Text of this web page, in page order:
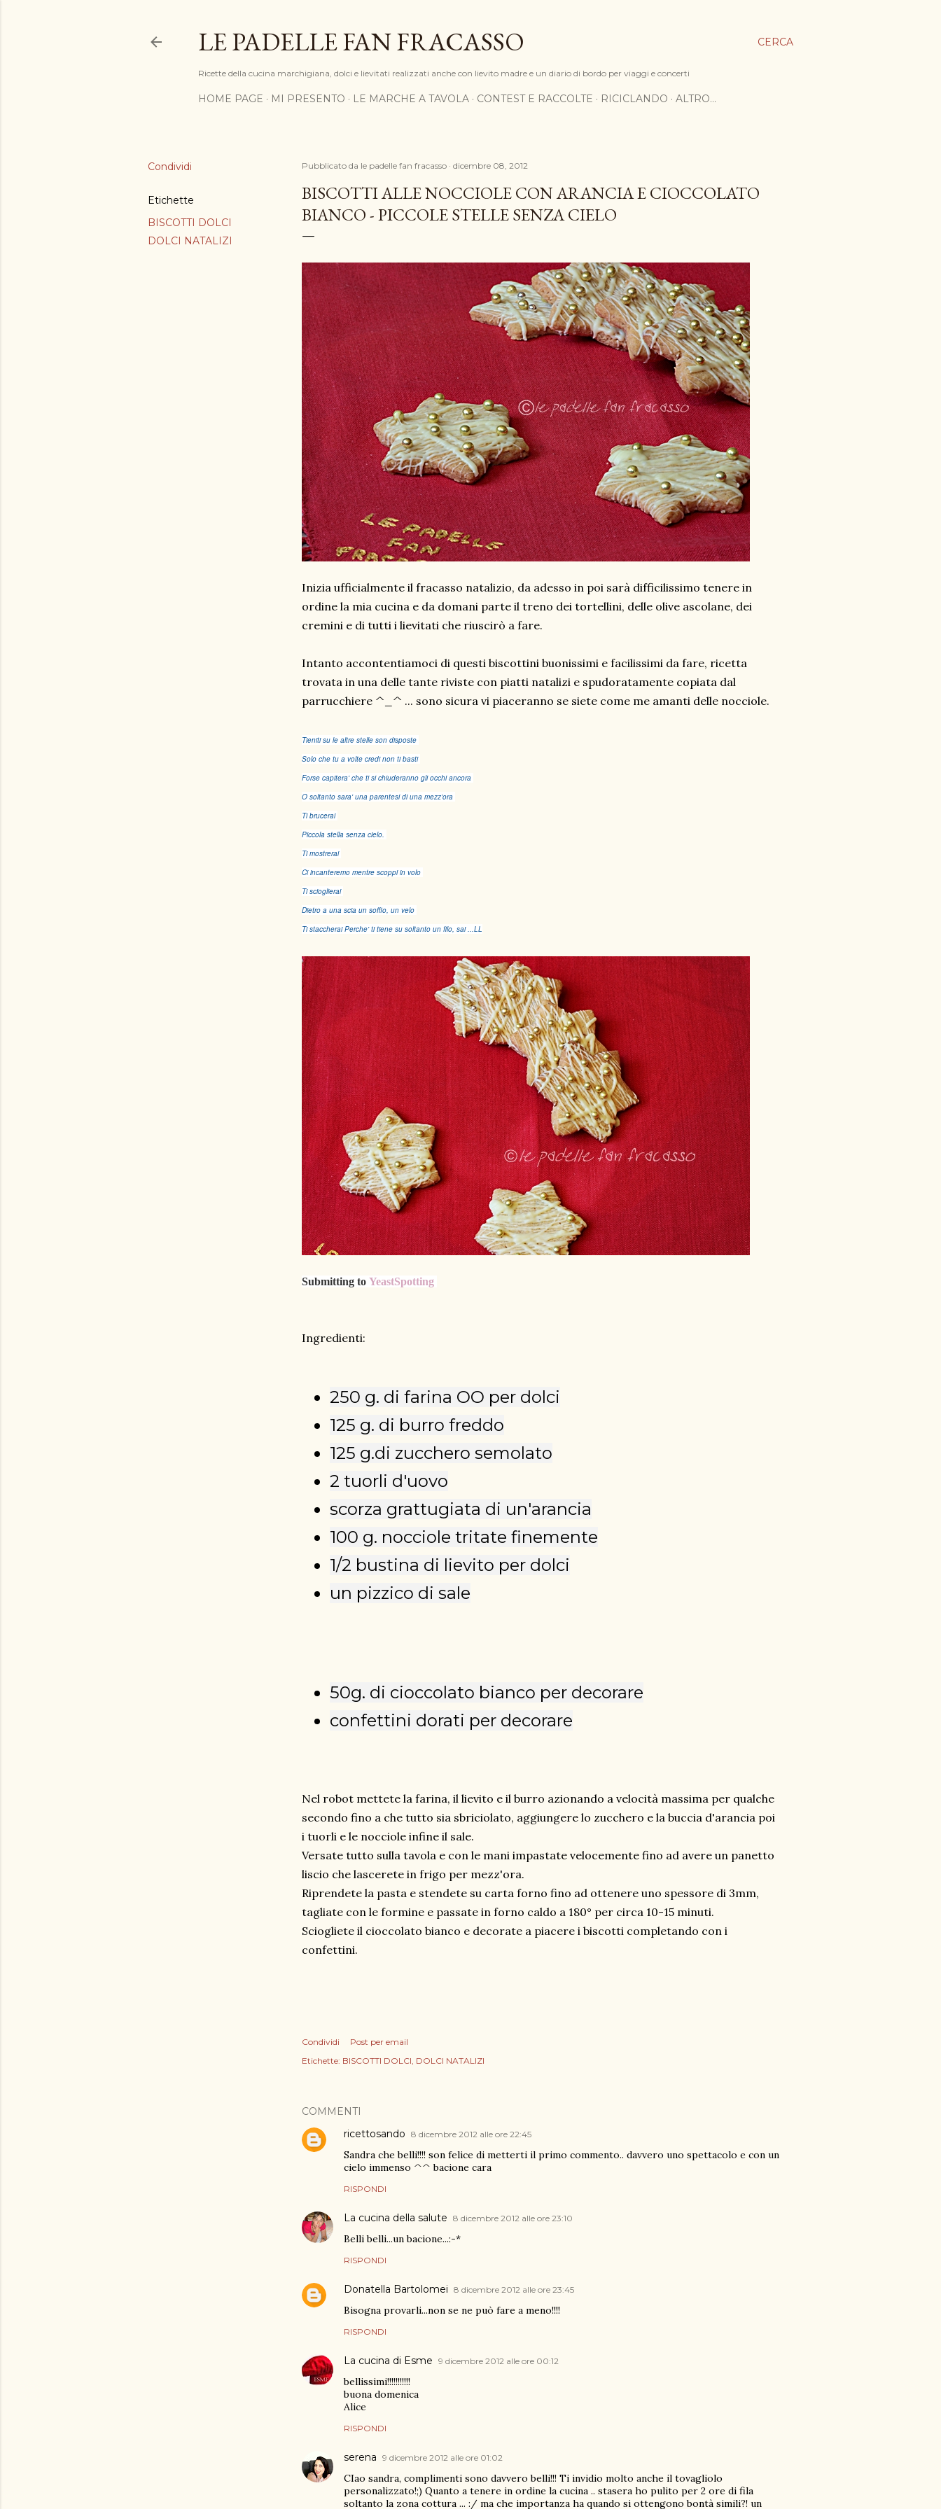
CERCA
LE PADELLE FAN FRACASSO
Ricette della cucina marchigiana, dolci e lievitati realizzati anche con lievito madre e un diario di bordo per viaggi e concerti
HOME PAGE MI PRESENTO LE MARCHE A TAVOLA CONTEST E RACCOLTE RICICLANDO ALTRO…
Condividi
Etichette
BISCOTTI DOLCI
DOLCI NATALIZI
Pubblicato da le padelle fan fracasso dicembre 08, 2012
BISCOTTI ALLE NOCCIOLE CON ARANCIA E CIOCCOLATO
BIANCO - PICCOLE STELLE SENZA CIELO
Inizia ufficialmente il fracasso natalizio, da adesso in poi sarà difficilissimo tenere in
ordine la mia cucina e da domani parte il treno dei tortellini, delle olive ascolane, dei
cremini e di tutti i lievitati che riuscirò a fare.
Intanto accontentiamoci di questi biscottini buonissimi e facilissimi da fare, ricetta
trovata in una delle tante riviste con piatti natalizi e spudoratamente copiata dal
parrucchiere ^_^ ... sono sicura vi piaceranno se siete come me amanti delle nocciole.
Tieniti su le altre stelle son disposte
Solo che tu a volte credi non ti basti
Forse capitera' che ti si chiuderanno gli occhi ancora
O soltanto sara' una parentesi di una mezz'ora
Ti brucerai
Piccola stella senza cielo.
Ti mostrerai
Ci incanteremo mentre scoppi in volo
Ti scioglierai
Dietro a una scia un soffio, un velo
Ti staccheraiPerche' ti tiene su soltanto un filo, sai ...LL
Submitting to YeastSpotting
Ingredienti:
250 g. di farina OO per dolci
125 g. di burro freddo
125 g.di zucchero semolato
2 tuorli d'uovo
scorza grattugiata di un'arancia
100 g. nocciole tritate finemente
1/2 bustina di lievito per dolci
un pizzico di sale
50g. di cioccolato bianco per decorare
confettini dorati per decorare
Nel robot mettete la farina, il lievito e il burro azionando a velocità massima per qualche
secondo fino a che tutto sia sbriciolato, aggiungere lo zucchero e la buccia d'arancia poi
i tuorli e le nocciole infine il sale.
Versate tutto sulla tavola e con le mani impastate velocemente fino ad avere un panetto
liscio che lascerete in frigo per mezz'ora.
Riprendete la pasta e stendete su carta forno fino ad ottenere uno spessore di 3mm,
tagliate con le formine e passate in forno caldo a 180° per circa 10-15 minuti.
Sciogliete il cioccolato bianco e decorate a piacere i biscotti completando con i
confettini.
Condividi
Post per email
Etichette: BISCOTTI DOLCI DOLCI NATALIZI
COMMENTI
ricettosando 8 dicembre 2012 alle ore 22:45
Sandra che belli!!!! son felice di metterti il primo commento.. davvero uno spettacolo e con un
cielo immenso ^^ bacione cara
RISPONDI
La cucina della salute 8 dicembre 2012 alle ore 23:10
Belli belli...un bacione...:-*
RISPONDI
Donatella Bartolomei 8 dicembre 2012 alle ore 23:45
Bisogna provarli...non se ne può fare a meno!!!!
RISPONDI
La cucina di Esme 9 dicembre 2012 alle ore 00:12
bellissimi!!!!!!!!!!!
buona domenica
Alice
RISPONDI
serena 9 dicembre 2012 alle ore 01:02
CIao sandra, complimenti sono davvero belli!!! Ti invidio molto anche il tovagliolo
personalizzato!;) Quanto a tenere in ordine la cucina .. stasera ho pulito per 2 ore di fila
soltanto la zona cottura ... :/ ma che importanza ha quando si ottengono bontà simili?! un